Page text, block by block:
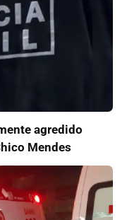
agredido
Mendes